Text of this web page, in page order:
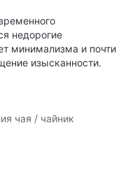
недорогие
минимализма и почти
изысканности.
чая / чайник